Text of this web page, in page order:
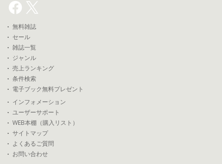
無料雑誌
セール
雑誌一覧
ジャンル
売上ランキング
条件検索
電子ブック無料プレゼント
インフォメーション
ユーザーサポート
WEB本棚（購入リスト）
サイトマップ
よくあるご質問
お問い合わせ